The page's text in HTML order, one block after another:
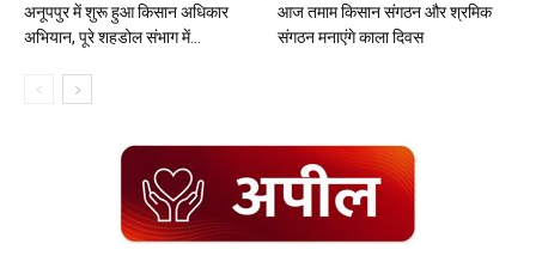
अनूपपुर में शुरू हुआ किसान अधिकार
अभियान, पूरे शहडोल संभाग में...
आज तमाम किसान संगठन और श्रमिक
संगठन मनाएंगे काला दिवस